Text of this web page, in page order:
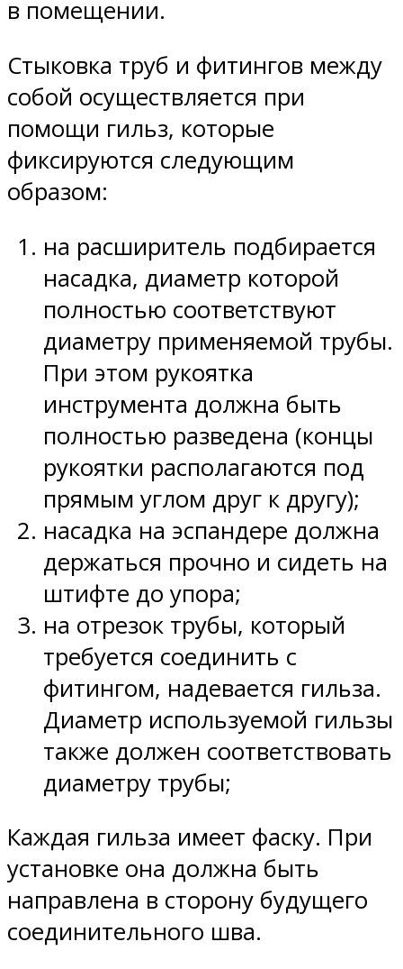
в помещении.
Стыковка труб и фитингов между
собой осуществляется при
помощи гильз, которые
фиксируются следующим
образом:
на расширитель подбирается
насадка, диаметр которой
полностью соответствуют
диаметру применяемой трубы.
При этом рукоятка
инструмента должна быть
полностью разведена (концы
рукоятки располагаются под
прямым углом друг к другу);
насадка на эспандере должна
держаться прочно и сидеть на
штифте до упора;
на отрезок трубы, который
требуется соединить с
фитингом, надевается гильза.
Диаметр используемой гильзы
также должен соответствовать
диаметру трубы;
Каждая гильза имеет фаску. При
установке она должна быть
направлена в сторону будущего
соединительного шва.